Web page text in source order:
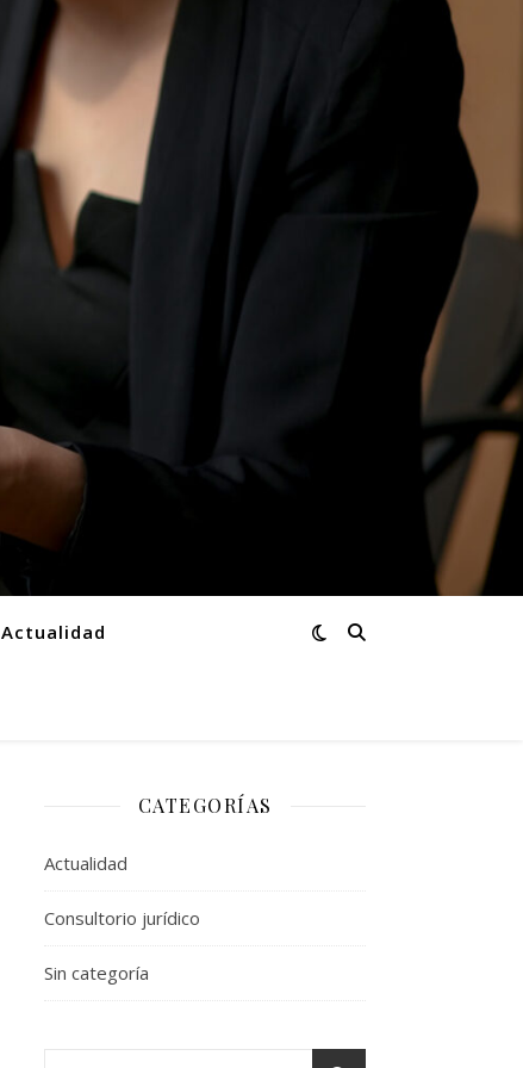
Actualidad
CATEGORÍAS
Actualidad
Consultorio jurídico
Sin categoría